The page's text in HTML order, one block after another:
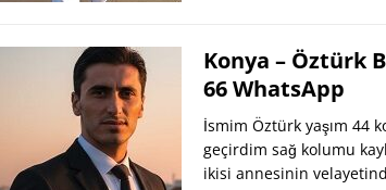
Konya – Öztürk
66 WhatsApp
İsmim Öztürk yaşım 44
geçirdim sağ kolumu
ikisi annesinin